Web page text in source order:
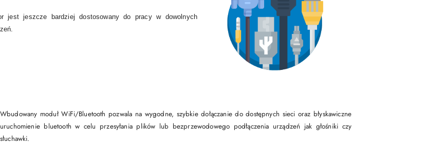
jest jeszcze bardziej dostosowany do pracy w dowolnych
Wbudowany moduł WiFi/Bluetooth pozwala na wygodne, szybkie dołączanie do dostępnych sieci oraz błyskawiczne
uruchomienie bluetooth w celu przesyłania plików lub bezprzewodowego podłączenia urządzeń jak głośniki czy
słuchawki.